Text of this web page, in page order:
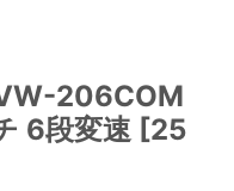
206COM
6段変速 [25